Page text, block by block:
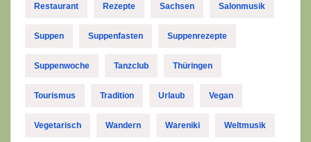
Restaurant Rezepte Sachsen Salonmusik
Suppen Suppenfasten Suppenrezepte
Suppenwoche Tanzclub Thüringen
Tourismus Tradition Urlaub Vegan
Vegetarisch Wandern Wareniki Weltmusik